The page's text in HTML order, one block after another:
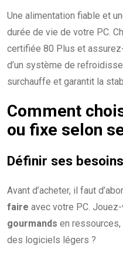
Une alimentation fiable et
durée de vie de votre PC.
certifiée 80 Plus et
d’un système de
surchauffe et garantit la
Comment
ou fixe selon
Définir ses besoins
Avant d’acheter, il faut
faire avec votre PC.
gourmands en
des logiciels légers ?